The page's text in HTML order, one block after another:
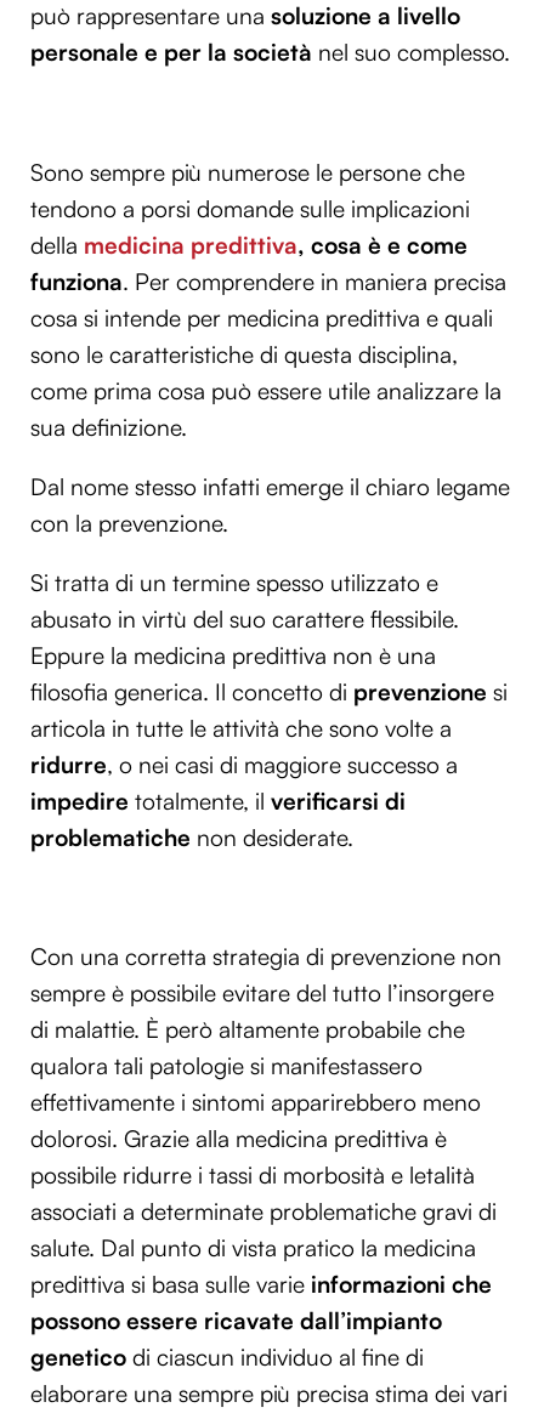
può rappresentare una soluzione a livello
personale e per la società nel suo complesso.
Sono sempre più numerose le persone che
tendono a porsi domande sulle implicazioni
della medicina predittiva, cosa è e come
funziona. Per comprendere in maniera precisa
cosa si intende per medicina predittiva e quali
sono le caratteristiche di questa disciplina,
come prima cosa può essere utile analizzare la
sua definizione.
Dal nome stesso infatti emerge il chiaro legame
con la prevenzione.
Si tratta di un termine spesso utilizzato e
abusato in virtù del suo carattere flessibile.
Eppure la medicina predittiva non è una
filosofia generica. Il concetto di prevenzione si
articola in tutte le attività che sono volte a
ridurre, o nei casi di maggiore successo a
impedire totalmente, il verificarsi di
problematiche non desiderate.
Con una corretta strategia di prevenzione non
sempre è possibile evitare del tutto l’insorgere
di malattie. È però altamente probabile che
qualora tali patologie si manifestassero
effettivamente i sintomi apparirebbero meno
dolorosi. Grazie alla medicina predittiva è
possibile ridurre i tassi di morbosità e letalità
associati a determinate problematiche gravi di
salute. Dal punto di vista pratico la medicina
predittiva si basa sulle varie informazioni che
possono essere ricavate dall’impianto
genetico di ciascun individuo al fine di
elaborare una sempre più precisa stima dei vari